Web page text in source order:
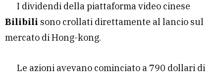
I dividendi della piattaforma video cinese
Bilibili sono crollati direttamente al lancio sul
mercato di Hong-kong.
Le azioni avevano cominciato a 790 dollari di